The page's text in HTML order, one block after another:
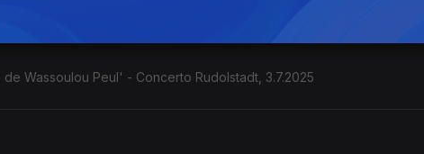
Wassoulou Peul' - Concerto Rudolstadt, 3.7.2025